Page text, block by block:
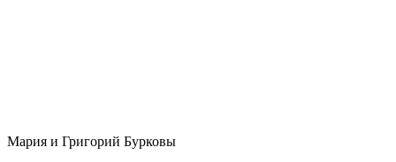
Мария и Григорий Бурковы